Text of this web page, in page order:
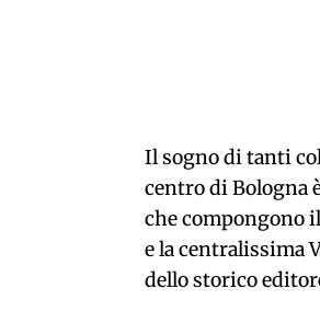
Il sogno di tanti
centro di Bologna
che compongono
e la centralissima
dello storico